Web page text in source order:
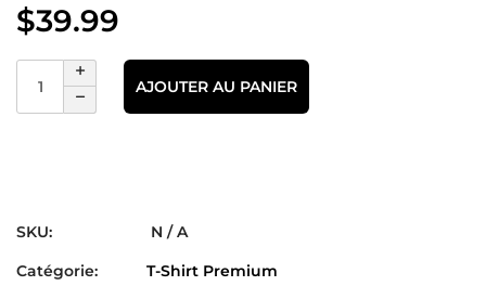
$39.99
AJOUTER AU PANIER
SKU:
N / A
Catégorie:
T-Shirt Premium